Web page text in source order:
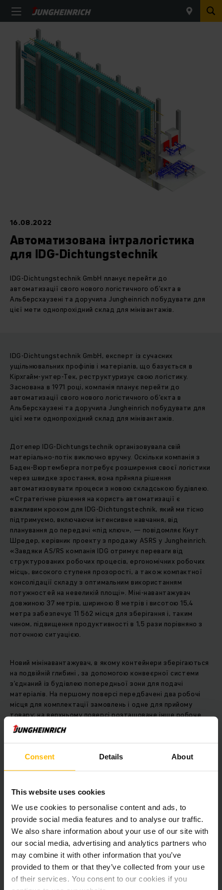
Consent Details About
This website uses cookies
We use cookies to personalise content and ads, to
provide social media features and to analyse our traffic.
We also share information about your use of our site with
our social media, advertising and analytics partners who
may combine it with other information that you’ve
provided to them or that they’ve collected from your use
of their services. You consent to our cookies if you
16.08.2022
Автоматизована інтралогістика
для IDG-Dichtungstechnik
IDG-Dichtungstechnik GmbH планує перейти до
автоматизації свого нового логістичного об’єкта в
Альберсхаузені та доручила Jungheinrich побудувати для
цієї мети однопрохідний склад для мінівантажів.
IDG-Dichtungstechnik GmbH, експерт із сучасних
ущільнювальних профілів і матеріалів, що базується в
Кірхгайм-унтер-Тек, реструктуризує свою логістику.
Заснована в 1971 році, компанія планує перейти до
автоматизації свого нового логістичного об’єкта в
Альберсхаузені та доручила Jungheinrich побудувати для
цієї мети однопрохідний склад для мінівантажів.
Дотепер IDG-Dichtungstechnik організовувала свій
матеріально-потік виключно вручну. Оскільки компанія з
Баден-Вюртемберга потребує розширення своєї логістики
через швидке зростання, вона прйняла рішення
автоматизовувати процеси з новою складською будівлею.
«Стратегічне рішення на користь автоматизації є
важливим кроком для IDG-Dichtungstechnik, який ми тісно
підтримуємо, включаючи інтенсивне навчання, від
планування до передачі «під ключ», — повідомляє Кнут
Шредер, керівник проекту з продажу ASRS у Jungheinrich.
«Завдяки AS/RS компанія IDG отримує переваги від
структурованих робочих процесів, ергономічних робочих
місць, високого ступеня прозорості, а також компактної
консолідації складу з оптимальним використанням
потужностей на невеликій площі». Міні-навантажувач
довжиною 37 метрів, шириною 8 метрів і висотою 15,4
метра забезпечує 11 562 місця для зберігання і, таким
чином, підвищення продуктивності в 1,5 рази порівняно з
поточною ситуацією.
Новий мінінавантажувач, в якому контейнери зберігаються
на подвійній глибині , за допомогою конвеєрної системи
з’єднаний із будівлею попередньої зони для подачі
матеріалів. На першому поверсі передбачені два робочі
місця для комплектації замовлень і одне для прийому
товару; на верхньому поверсі розташоване інше робоче
місце комплектування замовлень. Надалі роботи тут
проводитимуться п’ять робочих днів в одну зміну. Для
цього Jungheinrich постачає кран-штабелер STC із
системою керування та візуалізації. Це дозволяє зберігати
контейнерну конвеєрну технологію, платформні системи,
протипожежні двері. Jungheinrich також відповідає за
електрифікацію та підключення ERP-системи замовника до
Jungheinrich WMS, яку також було замовлено.
Оскільки замовник проектує установку з інертуванням,
тобто зі зменшенням кисню як профілактичним
протипожежним заходом, який вимагає особливо щільної